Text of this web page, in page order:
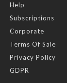
Help
Subscriptions
Corporate
Terms Of Sale
Privacy Policy
GDPR